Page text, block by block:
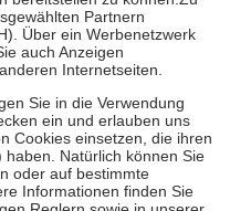
zehn Euro je
für ihre eigene Gesundheit zu
Familie zu unterstützen,
18. Lebensjahr
die von der